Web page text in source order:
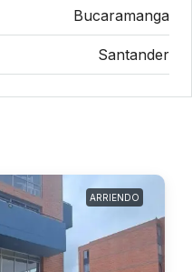
Bucaramanga
Santander
ARRIENDO